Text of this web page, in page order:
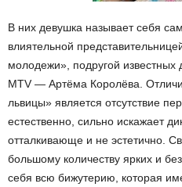
В них девушка называет себя
влиятельной
молодежи», подругой известных
MTV — Артёма Королёва.
львицы» является отсутствие
естественно, сильно искажает
отталкивающе и не эстетично.
большому количеству ярких и
себя всю бижутерию, которая